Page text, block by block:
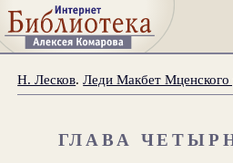
Н. Лесков.Леди Макбет Мценского
ГЛАВА